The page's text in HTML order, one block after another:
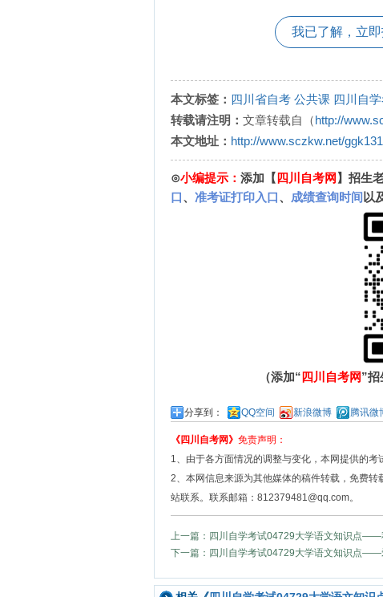
我已了解，立即
本文标签： 四川省自考 公共课 四川自
转载请注明： 文章转载自（http://
本文地址： http://www.sczkw.net/
⊙小编提示： 添加【四川自考网 】招生
口、 准考证打印入口、 成绩查询时间 以
（添加“四川自考网”招
分享到： QQ空间 新浪微博 腾讯微
《四川自考网》 免责声明：
1、由于各方面情况的调整与变化，本网提供的考
2、本网信息来源为其他媒体的稿件转载，免费
站联系。联系邮箱：812379481@qq.com。
上一篇：四川自学考试04729大学语文知识点——
下一篇：四川自学考试04729大学语文知识点——